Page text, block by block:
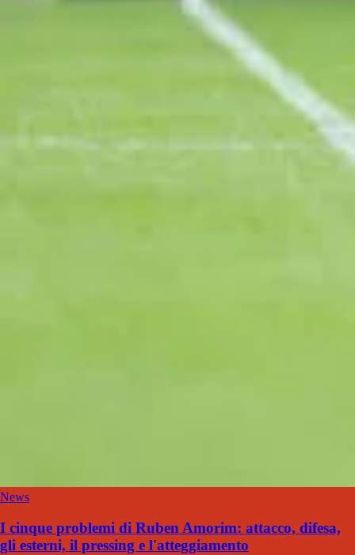
News
I cinque problemi di Ruben Amorim: attacco, difesa,
gli esterni, il pressing e l'atteggiamento